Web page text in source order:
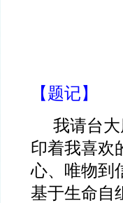
【题记】
我请台
印着我喜欢
心、唯物到
基于生命自